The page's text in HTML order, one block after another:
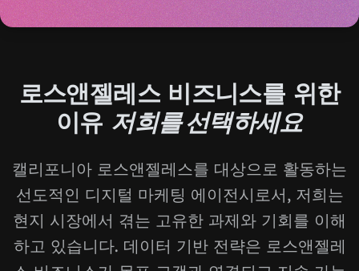
로스앤젤레스 비즈니스를 위한
이유 저희를 선택하세요
캘리포니아 로스앤젤레스를 대상으로 활동하는
선도적인 디지털 마케팅 에이전시로서, 저희는
현지 시장에서 겪는 고유한 과제와 기회를 이해
하고 있습니다. 데이터 기반 전략은 로스앤젤레